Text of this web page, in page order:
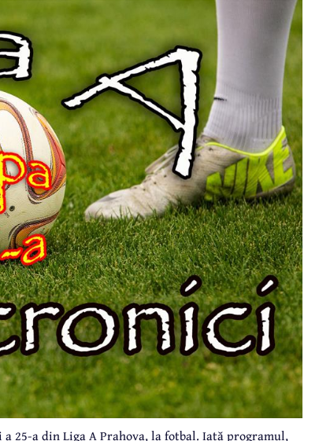
25-a din Liga A Prahova, la fotbal. Iată programul,